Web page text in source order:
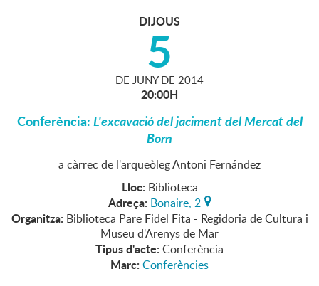
DIJOUS
5
DE JUNY DE 2014
20:00H
Conferència:L'excavació del jaciment del Mercat del
Born
a càrrec de l'arqueòleg Antoni Fernández
Lloc: Biblioteca
Adreça: Bonaire, 2
Organitza: Biblioteca Pare Fidel Fita - Regidoria de Cultura i
Museu d'Arenys de Mar
Tipus d'acte: Conferència
Marc: Conferències